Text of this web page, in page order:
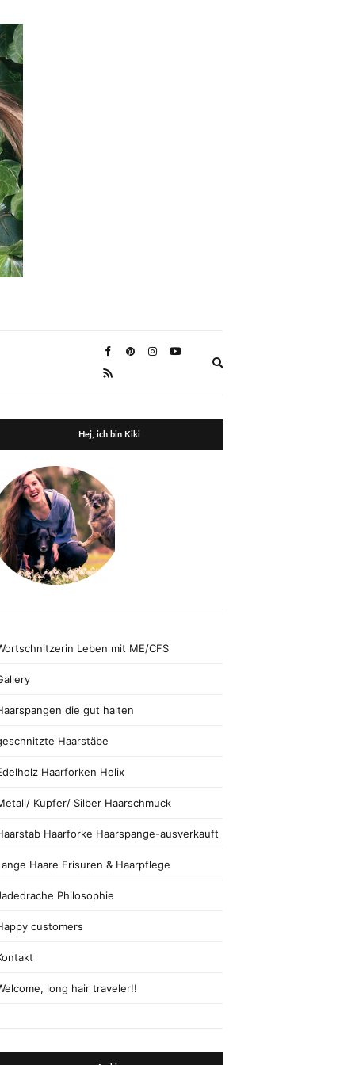
Hej, ich bin Kiki
Leben mit ME/CFS
die gut halten
Haarstäbe
Haarforken Helix
Kupfer/ Silber Haarschmuck
Haarforke Haarspange-ausverkauft
Haare Frisuren & Haarpflege
Philosophie
customers
long hair traveler!!